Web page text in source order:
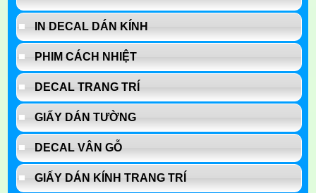
IN DECAL DÁN KÍNH
PHIM CÁCH NHIỆT
DECAL TRANG TRÍ
GIẤY DÁN TƯỜNG
DECAL VÂN GỖ
GIẤY DÁN KÍNH TRANG TRÍ